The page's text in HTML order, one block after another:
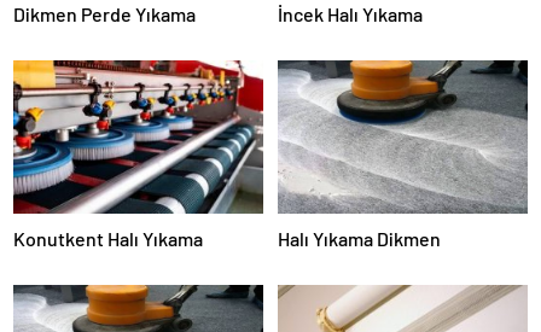
Dikmen Perde Yıkama İncek Halı Yıkama
Konutkent Halı Yıkama Halı Yıkama Dikmen